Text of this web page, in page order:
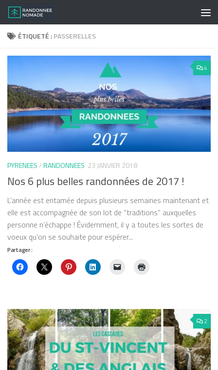
Skip to content
ÉTIQUETÉ :PASSERELLES
4
PYRENEES/RANDONNEES 23 JANVIER 2018
Nos 6 plus belles randonnées de 2017 !
L’année est entamée depuis plusieurs semaines maintenant et
elle est accompagnée de son lot de “traditions” auxquelles
personne n’échappe ! Évidemment, il y a toutes les sortes de
voeux qu’on se souhaite pour espérer...
Partager :
2